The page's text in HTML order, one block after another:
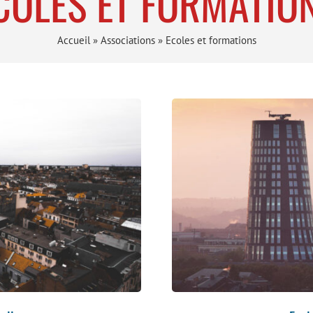
Accueil» Associations» Ecoles et formations